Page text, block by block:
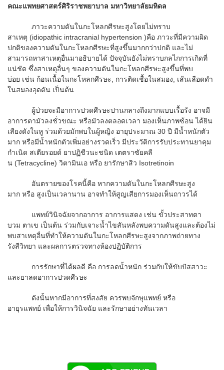
คณะแพทยศาสตร์ศิริราชพยาบาล มหาวิทยาลัยมหิดล
ภาวะความดันในกะโหลกศีรษะสูงโดยไม่ทราบ
สาเหตุ (idiopathic intracranial hypertension )คือ ภาวะที่มีความผิด
ปกติของความดันในกะโหลกศีรษะที่สูงขึ้นมากกว่าปกติ และไม่
สามารถหาสาเหตุอื่นมาอธิบายได้ ปัจจุบันยังไม่ทราบกลไกการเกิดที่
แน่ชัด ซึ่งสาเหตุอื่นๆ ของความดันในกะโหลกศีรษะสูงขึ้นที่พบ
บ่อย เช่น ก้อนเนื้อในกะโหลกศีรษะ, การติดเชื้อในสมอง, เส้นเลือดดำ
ในสมองอุดตัน เป็นต้น
ผู้ป่วยจะมีอาการปวดศีรษะปานกลางถึงมากแบบเรื้อรัง อาจมี
อาการตามัวลงชั่วขณะ หรือมัวลงตลอดเวลา มองเห็นภาพซ้อน ได้ยิน
เสียงดังในหู ร่วมด้วยมักพบในผู้หญิง อายุประมาณ 30 ปี มีน้ำหนักตัว
มาก หรือมีน้ำหนักตัวเพิ่มอย่างรวดเร็ว มีประวัติการรับประทานยาคุม
กำเนิด สเตียรอยด์ ยาปฏิชีวนะชนิด เตตราซัยคลี
น (Tetracycline) วิตามินเอ หรือ ยารักษาสิว Isotretinoin
อันตรายของโรคนี้คือ หากความดันในกะโหลกศีรษะสูง
มาก หรือ สูงเป็นเวลานาน อาจทำให้สูญเสียการมองเห็นถาวรได้
แพทย์วินิจฉัยจากอาการ อาการแสดง เช่น ขั้วประสาทตา
บวม ตาเข เป็นต้น ร่วมกับเจาะน้ำไขสันหลังพบความดันสูงและต้องไม่
พบสาเหตุอื่นที่ทำให้ความดันในกะโหลกศีรษะสูงจากภาพถ่ายทาง
รังสีวิทยา และผลการตรวจทางห้องปฏิบัติการ
การรักษาที่ได้ผลดี คือ การลดน้ำหนัก ร่วมกับให้ขับปัสสาวะ
และยาลดอาการปวดศีรษะ
ดังนั้นหากมีอาการที่สงสัย ควรพบจักษุแพทย์ หรือ
อายุรแพทย์ เพื่อให้การวินิจฉัย และรักษาอย่างทันเวลา